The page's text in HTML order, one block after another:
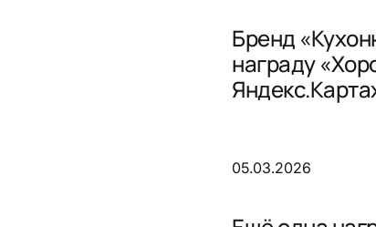
Бренд
награду
05.03.2026